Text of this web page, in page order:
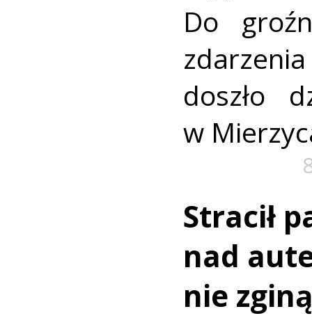
Do
doszło
w
Stracił
nad
nie